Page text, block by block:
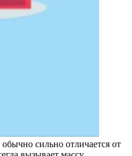
сильно отличается от